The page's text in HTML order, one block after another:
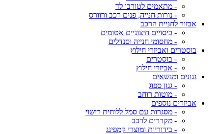
- מתאמים לטורבו לד
- נורות חנייה, פנים רכב ורוורס
אבזור לחניית הרכב
- כיסויים חיצוניים אטומים
- מחסומי חנייה וסנדלים
בוסטרים ואביזרי חילוץ
- בוסטרים
- אביזרי חילוץ
גגונים ומנשאים
- גגון ספוג
- מוטות רוחב
אביזרים נוספים
- מסגרות עם סמל ללוחית רישוי
- מקררים לרכב
- בידוריות ומוצרי קמפינג